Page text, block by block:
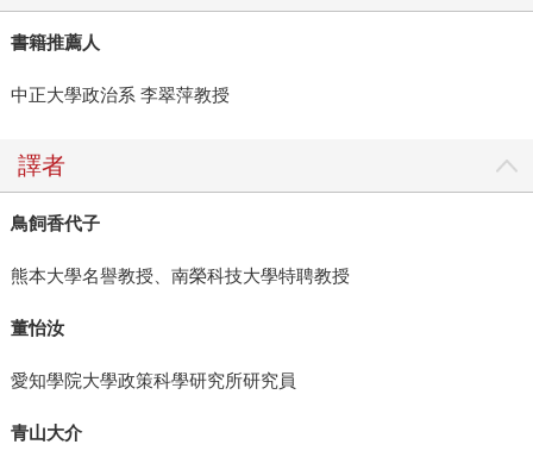
書籍推薦人
中正大學政治系 李翠萍教授
譯者
鳥飼香代子
熊本大學名譽教授、南榮科技大學特聘教授
董怡汝
愛知學院大學政策科學研究所研究員
青山大介